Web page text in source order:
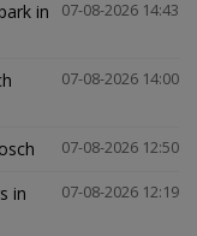
07-08-2026 14:43
in
07-08-2026 14:00
07-08-2026 12:50
07-08-2026 12:19
in